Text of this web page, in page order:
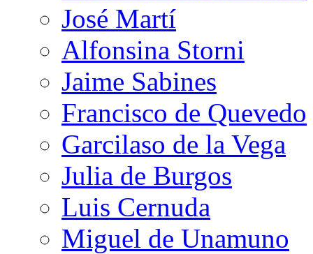
José Martí
Alfonsina Storni
Jaime Sabines
Francisco de Quevedo
Garcilaso de la Vega
Julia de Burgos
Luis Cernuda
Miguel de Unamuno